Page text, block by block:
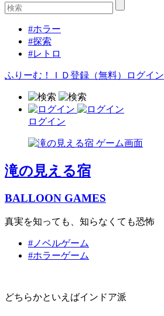
#ホラー
#探索
#レトロ
ふりーむ！ＩＤ登録（無料） ログイン
ログイン
滝の見える宿
BALLOON GAMES
真実を知っても、知らなくても恐怖
#ノベルゲーム
#ホラーゲーム
どちらかといえばインドア派